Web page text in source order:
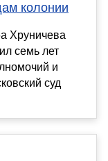
колонии
Хруничева
семь лет
и
суд